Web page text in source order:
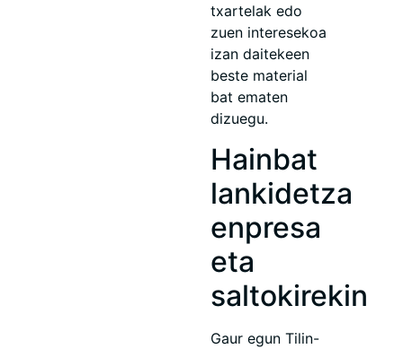
txartelak edo
zuen interesekoa
izan daitekeen
beste material
bat ematen
dizuegu.
Hainbat
lankidetza
enpresa
eta
saltokirekin
Gaur egun Tilin-